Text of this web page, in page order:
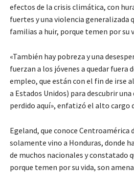
efectos de la crisis climática, con
fuertes y una violencia generalizada
familias a huir, porque temen por su
«También hay pobreza y una
fuerzan a los jóvenes a quedar fuera
empleo, que están con el fin de irse
a Estados Unidos) para descubrir una
perdido aquí», enfatizó el alto cargo
Egeland, que conoce Centroamérica
solamente vino a Honduras, donde
de muchos nacionales y constatado
porque temen por su vida, son